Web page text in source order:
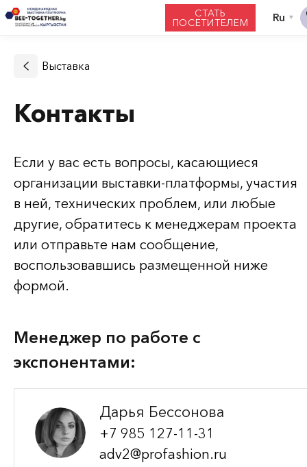
СТАТЬ
ПОСЕТИТЕЛЕМ
Выставка
Контакты
Если у вас есть вопросы, касающиеся
организации выставки-платформы, участия
в ней, технических проблем, или любые
другие, обратитесь к менеджерам проекта
или отправьте нам сообщение,
воспользовавшись размещенной ниже
формой.
Менеджер по работе с
экспонентами:
Дарья Бессонова
+7 985 127-11-31
adv2@profashion.ru